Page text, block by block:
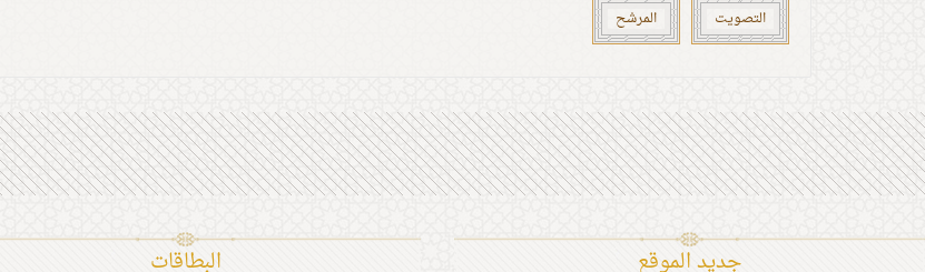
التصويت المرشح
البطاقات جديد الموقع